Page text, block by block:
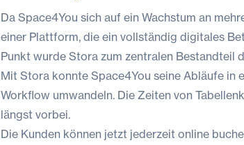
Da Space4You sich auf ein Wachstum an
einer Plattform, die ein vollständig digitales
Punkt wurde Stora zum zentralen Bestandteil
Mit Stora konnte Space4You seine Abläufe in
Workflow umwandeln. Die Zeiten von
längst vorbei.
Die Kunden können jetzt jederzeit online